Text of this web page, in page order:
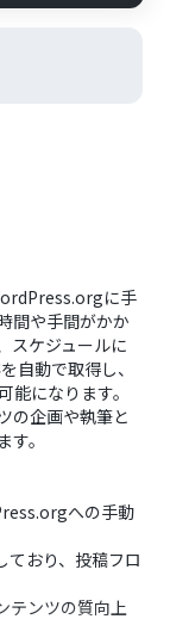
に手
間や手間がかか
スケジュールに
自動で取得し、
になります。
の企画や執筆と
。
への手動
ており、投稿フロ
テンツの質向上